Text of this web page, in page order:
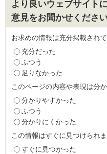
より良いウェブサイト
意見をお聞かせくださ
お求めの情報は充分掲載され
充分だった
ふつう
足りなかった
このページの内容や表現は分
分かりやすかった
ふつう
分かりにくかった
この情報はすぐに見つけられ
すぐに見つかった